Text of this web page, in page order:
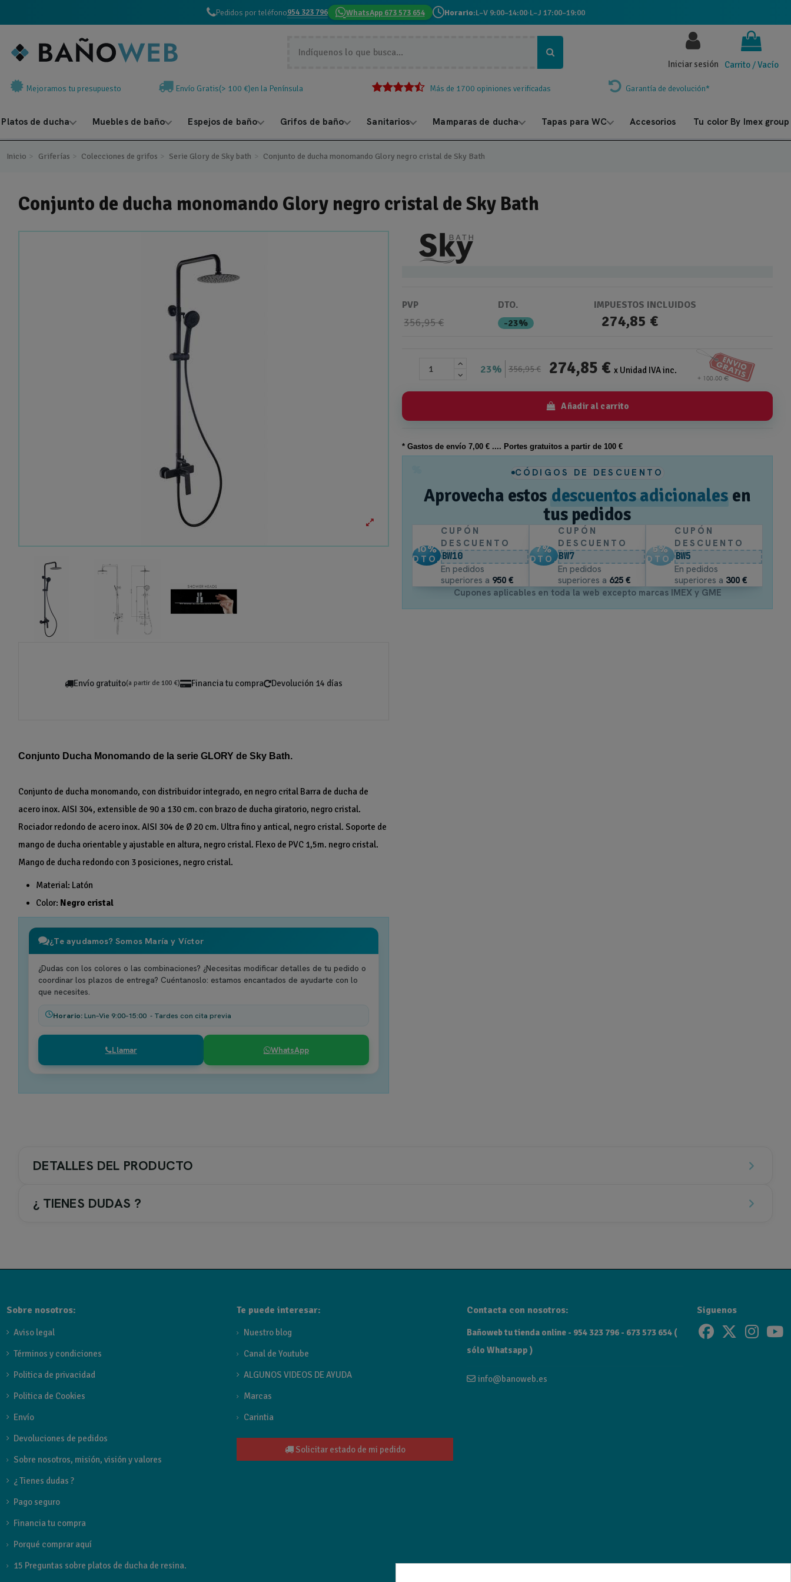
Pedidos por teléfono954 323 796 WhatsApp 673 573 654 Horario:L–V 9:00–14:00·L–J 17:00–19:00
Carrito /Vacío
Iniciar sesión
Mejoramos tu presupuesto Envío Gratis(> 100 €)en la Península Más de 1700 opiniones verificadas Garantía de devolución*
Platos de ducha Muebles de baño Espejos de baño Grifos de baño Sanitarios Mamparas de ducha Tapas para WC Accesorios Tu color By Imex group
Inicio Griferías Colecciones de grifos Serie Glory de Sky bath Conjunto de ducha monomando Glory negro cristal de Sky Bath
Conjunto de ducha monomando Glory negro cristal de Sky Bath
Envío gratuito(a partir de 100 €) Financia tu compra Devolución 14 días
Conjunto Ducha Monomando de la serie GLORY de Sky Bath.
Conjunto de ducha monomando, con distribuidor integrado, en negro crital Barra de ducha de
acero inox. AISI 304, extensible de 90 a 130 cm. con brazo de ducha giratorio, negro cristal.
Rociador redondo de acero inox. AISI 304 de Ø 20 cm. Ultra fino y antical, negro cristal. Soporte de
mango de ducha orientable y ajustable en altura, negro cristal. Flexo de PVC 1,5m. negro cristal.
Mango de ducha redondo con 3 posiciones, negro cristal.
Material: Latón
Color: Negro cristal
¿Te ayudamos? Somos María y Víctor
¿Dudas con los colores o las combinaciones? ¿Necesitas modificar detalles de tu pedido o
coordinar los plazos de entrega? Cuéntanoslo: estamos encantados de ayudarte con lo
que necesites.
Horario:Lun–Vie 9:00–15:00 - Tardes con cita previa
Llamar WhatsApp
PVP
356,95 €
DTO.
-23%
IMPUESTOS INCLUIDOS
274,85 €
23% 356,95 € 274,85 € x Unidad IVA inc.
Añadir al carrito
* Gastos deenvío 7,00 € .... Portes gratuitos a partir de 100 €
CÓDIGOS DE DESCUENTO
Aprovecha estos descuentos adicionales en
tus pedidos
10%
DTO.
CUPÓN
DESCUENTO
BW10
En pedidos
superiores a 950 €
7%
DTO.
CUPÓN
DESCUENTO
BW7
En pedidos
superiores a 625 €
5%
DTO.
CUPÓN
DESCUENTO
BW5
En pedidos
superiores a 300 €
Cupones aplicables en toda la web excepto marcas IMEX y GME
DETALLES DEL PRODUCTO
¿ TIENES DUDAS ?
FAMILIA GRIFO
Glory de Sky
Sobre nosotros:
Aviso legal
Términos y condiciones
Politica de privacidad
Politica de Cookies
Envío
Devoluciones de pedidos
Sobre nosotros, misión, visión y valores
¿ Tienes dudas ?
Pago seguro
Financia tu compra
Porqué comprar aquí
15 Preguntas sobre platos de ducha de resina.
Te puede interesar:
Nuestro blog
Canal de Youtube
ALGUNOS VIDEOS DE AYUDA
Marcas
Carintia
Solicitar estado de mi pedido
Contacta con nosotros:
Bañoweb tu tienda online - 954 323 796 - 673 573 654 (
sólo Whatsapp )
info@banoweb.es
Siguenos